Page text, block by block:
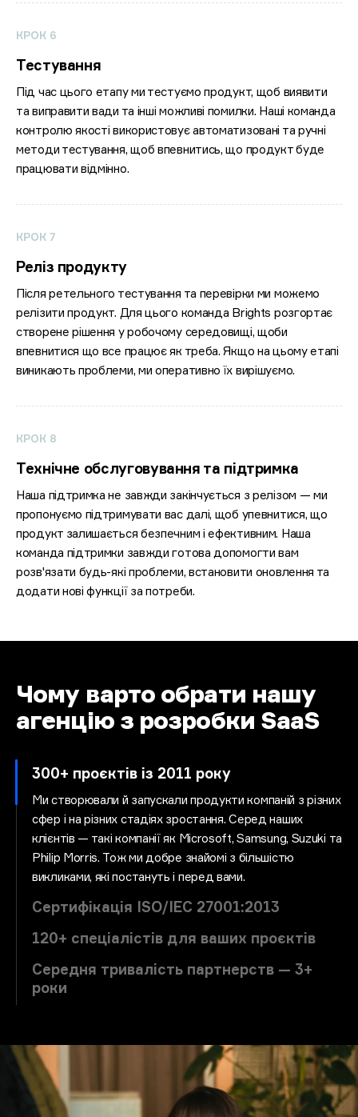
КРОК 6
Тестування
Під час цього етапу ми тестуємо продукт, щоб виявити
та виправити вади та інші можливі помилки. Наші команда
контролю якості використовує автоматизовані та ручні
методи тестування, щоб впевнитись, що продукт буде
працювати відмінно.
КРОК 7
Реліз продукту
Після ретельного тестування та перевірки ми можемо
релізити продукт. Для цього команда Brights розгортає
створене рішення у робочому середовищі, щоби
впевнитися що все працює як треба. Якщо на цьому етапі
виникають проблеми, ми оперативно їх вирішуємо.
КРОК 8
Технічне обслуговування та підтримка
Наша підтримка не завжди закінчується з релізом — ми
пропонуємо підтримувати вас далі, щоб упевнитися, що
продукт залишається безпечним і ефективним. Наша
команда підтримки завжди готова допомогти вам
розв'язати будь-які проблеми, встановити оновлення та
додати нові функції за потреби.
Чому варто обрати нашу
агенцію з розробки SaaS
300+ проєктів із 2011 року
Ми створювали й запускали продукти компаній з різних
сфер і на різних стадіях зростання. Серед наших
клієнтів — такі компанії як Microsoft, Samsung, Suzuki та
Philip Morris. Тож ми добре знайомі з більшістю
викликами, які постануть і перед вами.
Сертифікація ISO/IEC 27001:2013
120+ спеціалістів для ваших проєктів
Середня тривалість партнерств — 3+
роки